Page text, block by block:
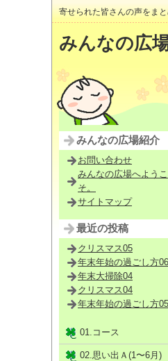
寄せられた皆さんの声をまと
みんなの広
みんなの広場紹介
お問い合わせ
みんなの広場へようこ
そ。
サイトマップ
最近の投稿
クリスマス05
年末年始の過ごし方06
年末大掃除04
クリスマス04
年末年始の過ごし方05
01.コース
02.思い出Ａ(1〜6月)